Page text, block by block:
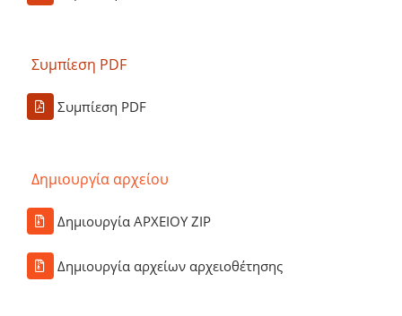
Συμπίεση PDF
Συμπίεση PDF
Δημιουργία αρχείου
Δημιουργία ΑΡΧΕΙΟΥ ZIP
Δημιουργία αρχείων αρχειοθέτησης